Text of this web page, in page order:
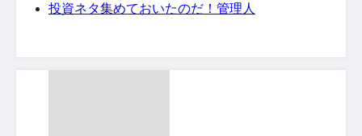
投資ネタ集めておいたのだ！管理人